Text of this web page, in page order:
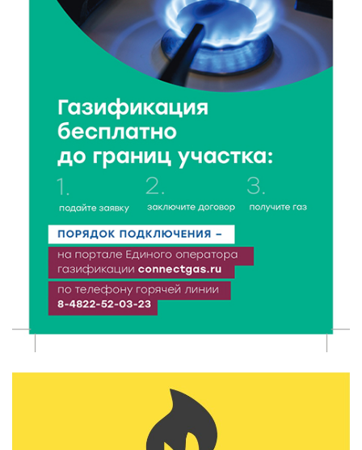
Калязине
8 Авг 2026 13:37 554
Чем удивит X Международный фестиваль «Калитка»
8 Авг 2026 12:37 324
Забыл вещи в транспорте? Рассказываем, что ждёт
пассажиров по новым правилам
8 Авг 2026 12:12 997
Более 40 миллионов на металлургию получил бизнес
Твери
8 Авг 2026 11:37 353
От теории до практики: в детских лагерях Тверской
Арбуз без риска: на что обратить внимание при
покупке — советы Роскачества